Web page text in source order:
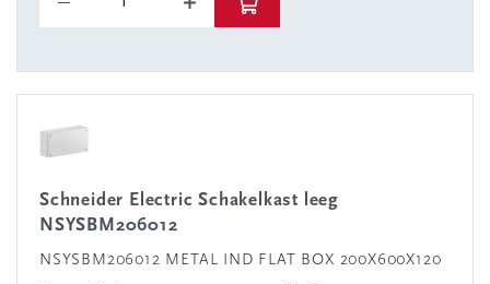
Schneider Electric Schakelkast leeg
NSYSBM206012
NSYSBM206012 METAL IND FLAT BOX 200X600X120